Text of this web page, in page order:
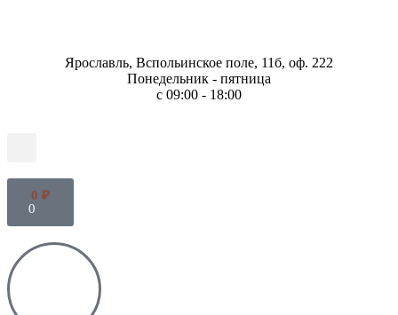
Ярославль, Вспольинское поле, 11б, оф. 222
Понедельник - пятница
с 09:00 - 18:00
0 ₽
0